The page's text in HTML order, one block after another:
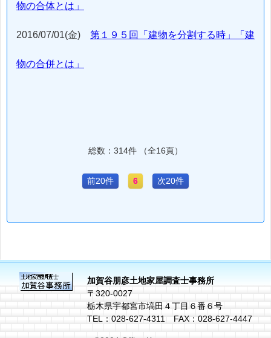
物の合体とは」
2016/07/01(金) 第１９５回「建物を分割する時」「建
物の合併とは」
総数：314件 （全16頁）
前20件 6 次20件
加賀谷朋彦土地家屋調査士事務所
〒320-0027
栃木県宇都宮市塙田４丁目６番６号
TEL：028-627-4311 FAX：028-627-4447